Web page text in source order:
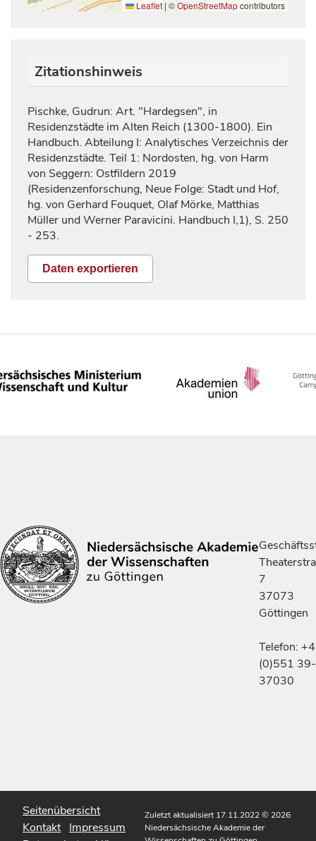
Leaflet |©OpenStreetMapcontributors
Zitationshinweis
Pischke, Gudrun: Art. "Hardegsen", in
Residenzstädte im Alten Reich (1300-1800). Ein
Handbuch. Abteilung I: Analytisches Verzeichnis der
Residenzstädte. Teil 1: Nordosten, hg. von Harm
von Seggern: Ostfildern 2019
(Residenzenforschung, Neue Folge: Stadt und Hof,
hg. von Gerhard Fouquet, Olaf Mörke, Matthias
Müller und Werner Paravicini. Handbuch I,1), S. 250
- 253.
Daten exportieren
7
37073
Göttingen
Telefon:
(0)551 39-
37030
Seitenübersicht
Kontakt Impressum
Zuletzt aktualisiert 17.11.2022© 2026
Niedersächsische Akademie der